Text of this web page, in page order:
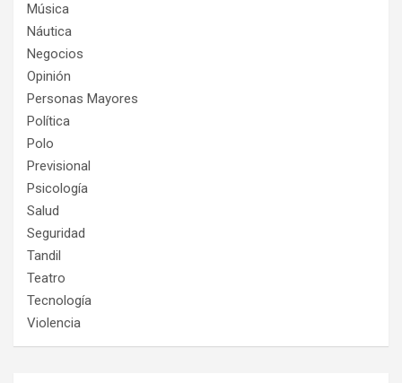
Música
Náutica
Negocios
Opinión
Personas Mayores
Política
Polo
Previsional
Psicología
Salud
Seguridad
Tandil
Teatro
Tecnología
Violencia